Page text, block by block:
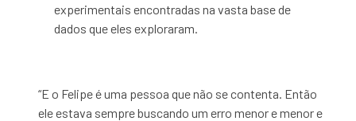
experimentais encontradas na vasta base de
dados que eles exploraram.
“E o Felipe é uma pessoa que não se contenta. Então
ele estava sempre buscando um erromenor e menor e